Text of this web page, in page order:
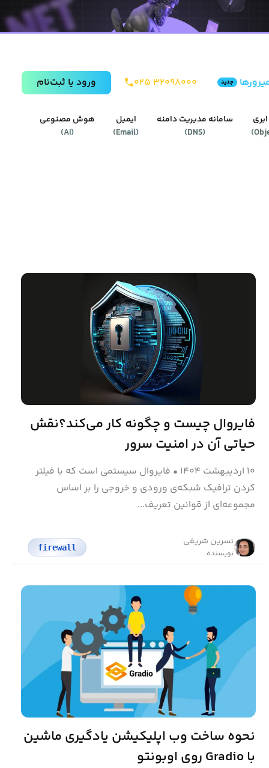
جدید ۰۲۵ ۳۲۰۹۸۰۰۰ ورود يا ثبت‌نام
هوش مصنوعی
(
AI
)
ایمیل
(
Email
)
سامانه مدیریت دامنه
(
DNS
) )
فایروال چیست و چگونه کار می‌کند؟نقش
حیاتی آن در امنیت سرور
۱۰ اردیبهشت ۱۴۰۴ • فایروال سیستمی است که با فیلتر
کردن ترافیک شبکه‌ی ورودی و خروجی را بر اساس
مجموعه‌ای از قوانین تعریف...
نسرین شریفی
نویسنده
firewall
نحوه ساخت وب اپلیکیشن یادگیری ماشین
با Gradio روی اوبونتو